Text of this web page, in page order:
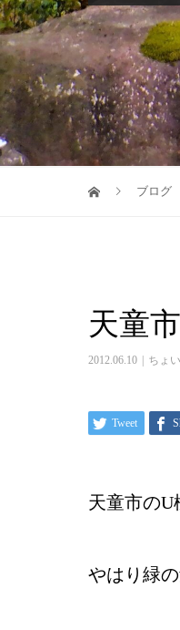
ブログ
天童
2012.06.10 ちょ
Tweet
天童市のU
やはり緑